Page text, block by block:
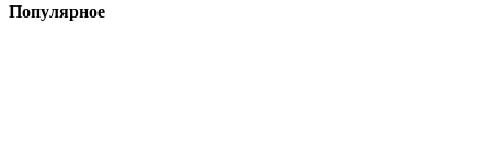
Популярное